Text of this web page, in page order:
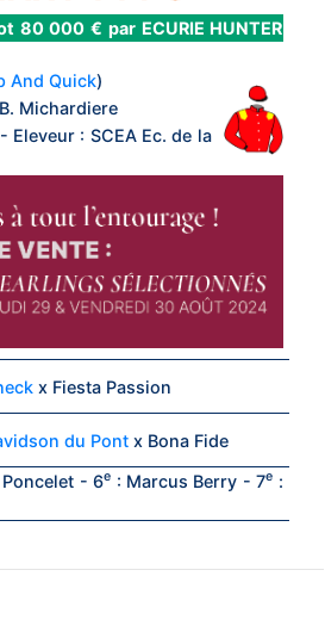
80 000 € par ECURIE HUNTER
And Quick)
Michardiere
Eleveur : SCEA Ec. de la
x Fiesta Passion
du Pontx Bona Fide
- 6e : Marcus Berry - 7e :